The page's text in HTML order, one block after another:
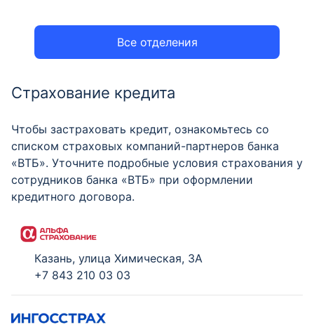
Все отделения
Страхование кредита
Чтобы застраховать кредит, ознакомьтесь со
списком страховых компаний-партнеров банка
«ВТБ». Уточните подробные условия страхования у
сотрудников банка «ВТБ» при оформлении
кредитного договора.
Казань, улица Химическая, 3А
+7 843 210 03 03